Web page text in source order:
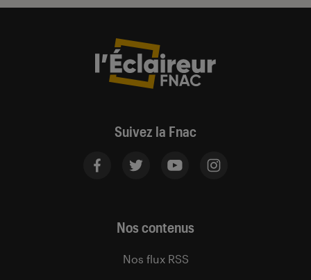
Suivez la Fnac
Nos contenus
Nos flux RSS